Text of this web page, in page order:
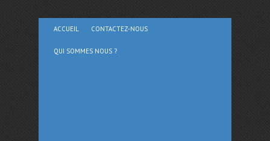
ACCUEIL CONTACTEZ-NOUS
QUI SOMMES NOUS ?